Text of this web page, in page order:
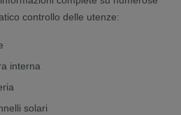
controllo delle utenze:
interna
solari